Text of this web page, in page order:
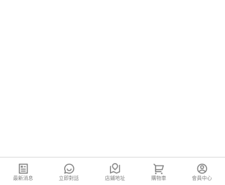
最新消息 立即對話 店鋪地址 購物車 會員中心